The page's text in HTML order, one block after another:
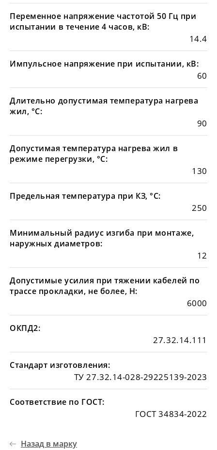
Переменное напряжение частотой 50 Гц при
испытании в течение 4 часов, кВ:
14.4
Импульсное напряжение при испытании, кВ:
60
Длительно допустимая температура нагрева
жил, °С:
90
Допустимая температура нагрева жил в
режиме перегрузки, °С:
130
Предельная температура при КЗ, °С:
250
Минимальный радиус изгиба при монтаже,
наружных диаметров:
12
Допустимые усилия при тяжении кабелей по
трассе прокладки, не более, Н:
6000
ОКПД2:
27.32.14.111
Стандарт изготовления:
ТУ 27.32.14-028-29225139-2023
Соответствие по ГОСТ:
ГОСТ 34834-2022
Назад в марку